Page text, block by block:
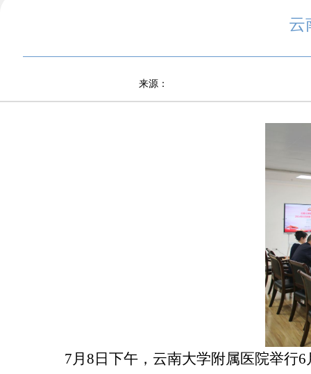
云
来源：
7月8日下午，云南大学附属医院举行